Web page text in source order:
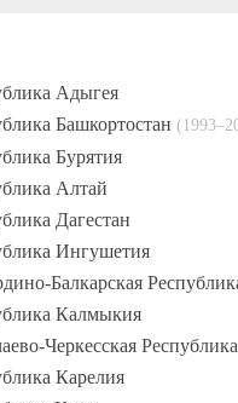
Адыгея
Башкортостан
Бурятия
Алтай
Дагестан
Ингушетия
Балкарская
Калмыкия
Черкесская Республика
Карелия